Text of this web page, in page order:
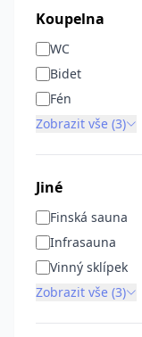
Koupelna
WC
Bidet
Fén
Zobrazit vše (3)
Jiné
Finská sauna
Infrasauna
Vinný sklípek
Zobrazit vše (3)